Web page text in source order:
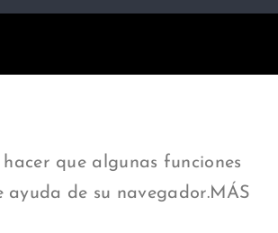
que algunas funciones
de su navegador.MÁS